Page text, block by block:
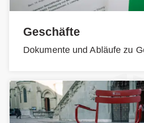
Geschäfte
Dokumente und Abläufe zu